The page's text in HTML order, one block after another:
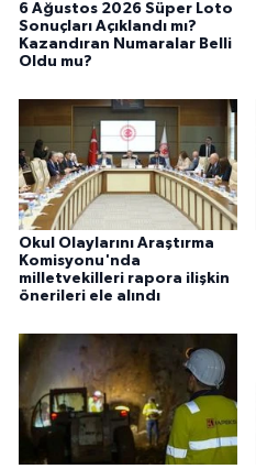
6 Ağustos 2026 Süper Loto
Sonuçları Açıklandı mı?
Kazandıran Numaralar Belli
Oldu mu?
Okul Olaylarını Araştırma
Komisyonu'nda
milletvekilleri rapora ilişkin
önerileri ele alındı